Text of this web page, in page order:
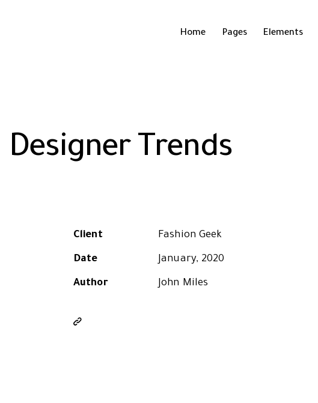
Home Pages Elements
Designer Trends
Client Fashion Geek
Date January, 2020
Author John Miles